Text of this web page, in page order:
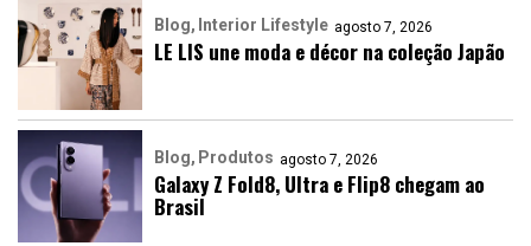
Blog Interior Lifestyle agosto 7, 2026
LE LIS une moda e décor na coleção Japão
Blog Produtos agosto 7, 2026
Galaxy Z Fold8, Ultra e Flip8 chegam ao
Brasil